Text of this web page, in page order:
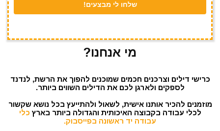
מי אנחנו?
כרישי דילים וצרכנים חכמים שמוכנים להפוך את הרשת, לנדנד
לספקים ולארגן לכם את הדילים השווים ביותר.
מוזמנים להכיר אותנו אישית, לשאול ולהתייעץ בכל נושא שקשור
לכלי עבודה בקבוצה האיכותית והגדולה ביותר בארץ כלי
עבודה יד ראשונה בפייסבוק.